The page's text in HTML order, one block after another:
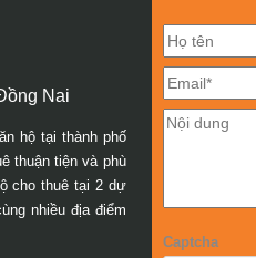
Captcha
Nai
hộ tại thành phố
thuận tiện và phù
cho thuê tại 2 dự
nhiều địa điểm